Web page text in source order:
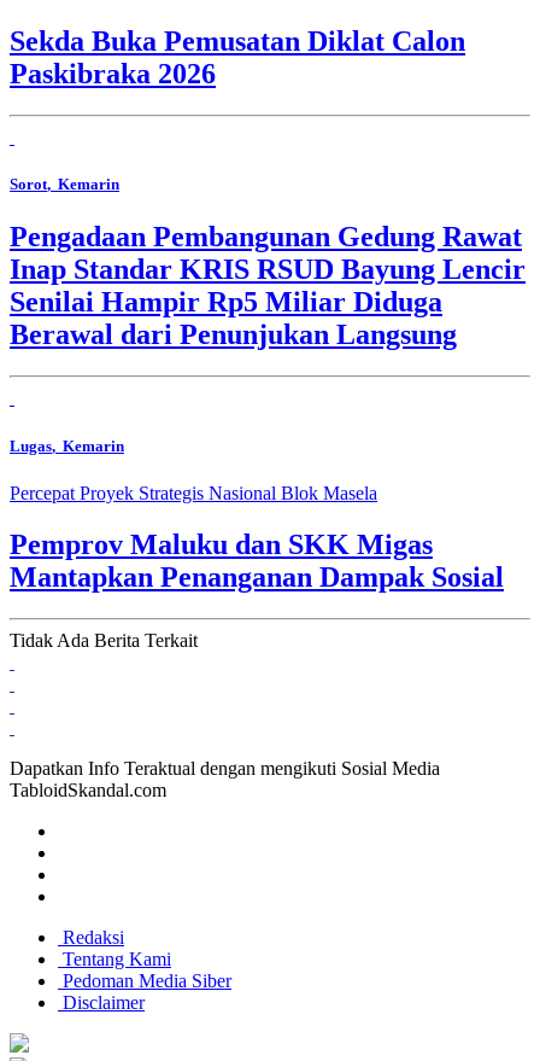
Sekda Buka Pemusatan Diklat Calon
Paskibraka 2026
Sorot, Kemarin
Pengadaan Pembangunan Gedung Rawat
Inap Standar KRIS RSUD Bayung Lencir
Senilai Hampir Rp5 Miliar Diduga
Berawal dari Penunjukan Langsung
Lugas, Kemarin
Percepat Proyek Strategis Nasional Blok Masela
Pemprov Maluku dan SKK Migas
Mantapkan Penanganan Dampak Sosial
Tidak Ada Berita Terkait
Dapatkan Info Teraktual dengan mengikuti Sosial Media
TabloidSkandal.com
Redaksi
Tentang Kami
Pedoman Media Siber
Disclaimer